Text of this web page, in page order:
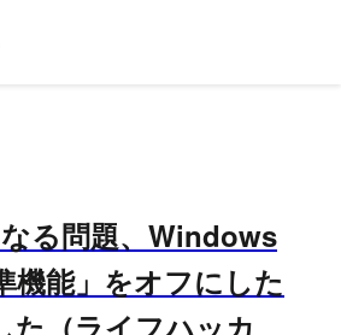
る問題、Windows
機能」をオフにした
た（ライフハッカ